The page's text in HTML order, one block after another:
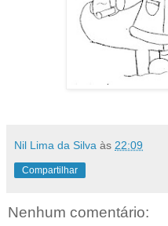
Nil Lima da Silva às 22:09
Compartilhar
Nenhum comentário: